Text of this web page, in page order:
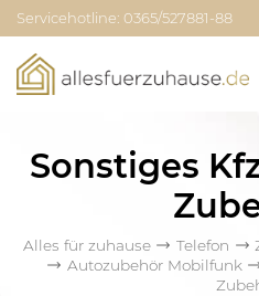
Servicehotline: 0365/527881-88
Sonstiges
Alles für zuhause Telefon
Autozubehör Mobilfunk